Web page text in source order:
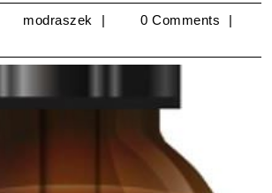
07/20/2026
modraszek modraszek
0 Comments